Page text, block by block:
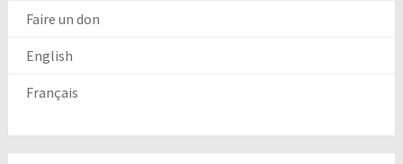
Faire un don
English
Français